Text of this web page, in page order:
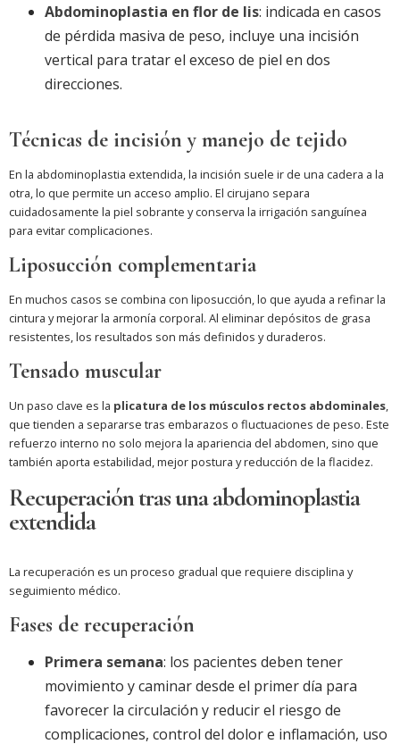
Abdominoplastia en flor de lis: indicada en casos
de pérdida masiva de peso, incluye una incisión
vertical para tratar el exceso de piel en dos
direcciones.
Técnicas de incisión y manejo de tejido
En la abdominoplastia extendida, la incisión suele ir de una cadera a la
otra, lo que permite un acceso amplio. El cirujano separa
cuidadosamente la piel sobrante y conserva la irrigación sanguínea
para evitar complicaciones.
Liposucción complementaria
En muchos casos se combina con liposucción, lo que ayuda a refinar la
cintura y mejorar la armonía corporal. Al eliminar depósitos de grasa
resistentes, los resultados son más definidos y duraderos.
Tensado muscular
Un paso clave es la plicatura de los músculos rectos abdominales,
que tienden a separarse tras embarazos o fluctuaciones de peso. Este
refuerzo interno no solo mejora la apariencia del abdomen, sino que
también aporta estabilidad, mejor postura y reducción de la flacidez.
Recuperación tras una abdominoplastia
extendida
La recuperación es un proceso gradual que requiere disciplina y
seguimiento médico.
Fases de recuperación
Primera semana: los pacientes deben tener
movimiento y caminar desde el primer día para
favorecer la circulación y reducir el riesgo de
complicaciones, control del dolor e inflamación, uso